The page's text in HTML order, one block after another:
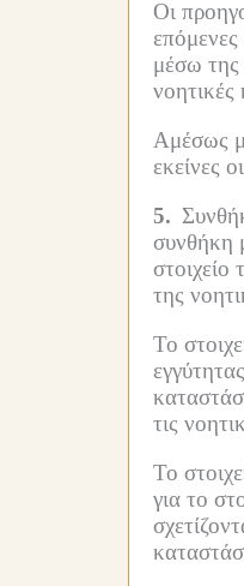
Οι
επόμενες
μέσω της
νοητικές
Αμέσως
εκείνες
5.
συνθήκη
στοιχείο
της
Το
τις
Το
για το